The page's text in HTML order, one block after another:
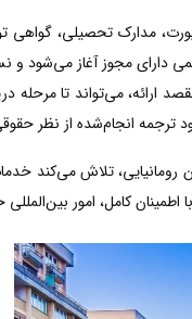
مدارک تحصیلی،
دارای مجوز آغاز می‌شود و
می‌تواند تا مرحله
ترجمه انجام‌شده از نظر
تلاش می‌کند
کامل، امور بین‌المللی